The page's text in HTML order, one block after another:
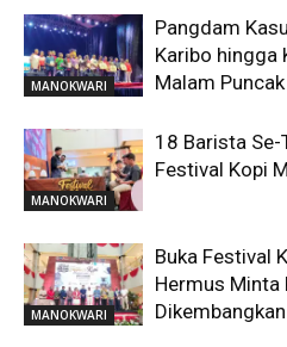
MANOKWARI
Pangdam
Karibo hingga
Malam
MANOKWARI
18 Barista Se-
Festival Kopi
MANOKWARI
Buka Festival
Hermus Minta
Dikembangkan